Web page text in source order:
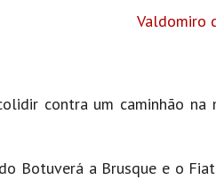
Valdomiro
contra um caminhão
Botuverá a Brusque e o